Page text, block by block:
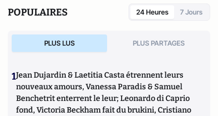
POPULAIRES 24 Heures 7 Jours
PLUS LUS PLUS PARTAGES
1Jean Dujardin & Laetitia Casta étrennent leurs
nouveaux amours, Vanessa Paradis & Samuel
Benchetrit enterrent le leur; Leonardo di Caprio
fond, Victoria Beckham fait du brukini, Cristiano